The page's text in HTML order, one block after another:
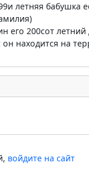
летняя бабушка
200сот летний
находится на
войдите на сайт